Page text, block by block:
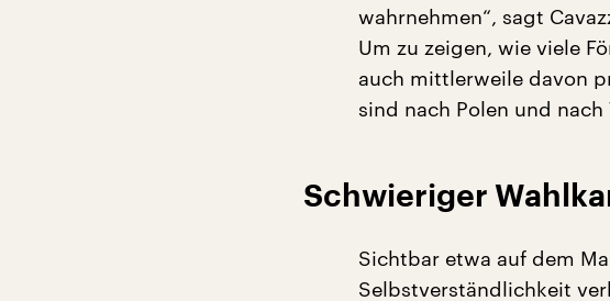
wahrnehmen“, sagt
Um zu zeigen, wie viele
auch mittlerweile davon
sind nach Polen und nach
Schwieriger
Sichtbar etwa auf dem
Selbstverständlichkeit